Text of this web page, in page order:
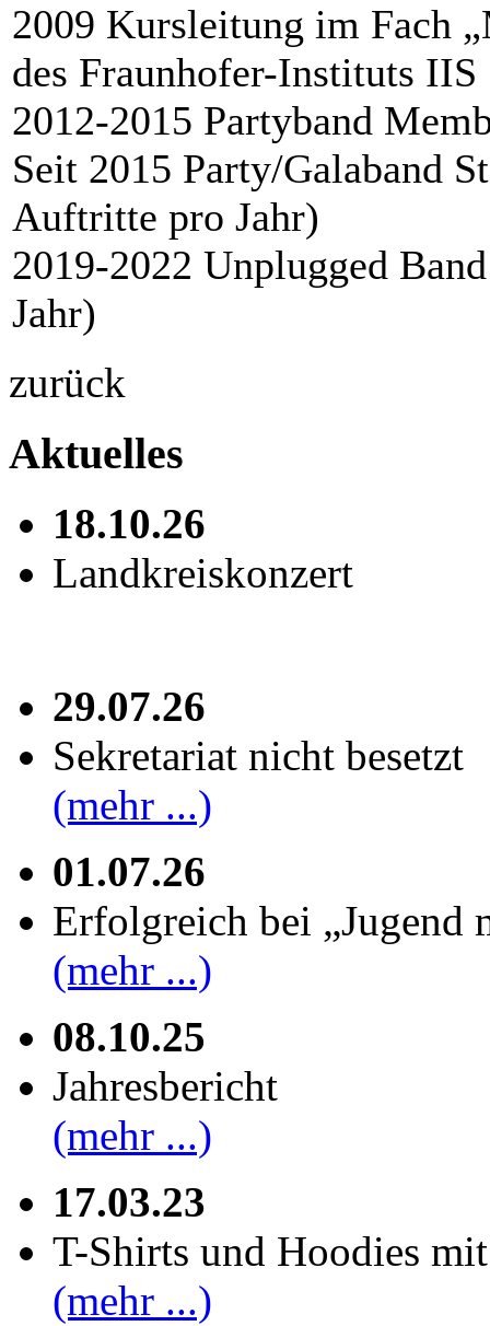
2009 Kursleitung im Fach
des Fraunhofer-Instituts IIS
2012-2015 Partyband
Seit 2015 Party/Galaband
Auftritte pro Jahr)
2019-2022 Unplugged
Jahr)
zurück
Aktuelles
18.10.26
Landkreiskonzert
29.07.26
Sekretariat nicht besetzt
(mehr ...)
01.07.26
Erfolgreich bei „Jugend
(mehr ...)
08.10.25
Jahresbericht
(mehr ...)
17.03.23
T-Shirts und Hoodies
(mehr ...)